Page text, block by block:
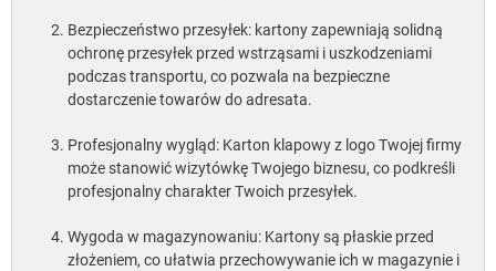
Bezpieczeństwo przesyłek: kartony zapewniają solidną
ochronę przesyłek przed wstrząsami i uszkodzeniami
podczas transportu, co pozwala na bezpieczne
dostarczenie towarów do adresata.
Profesjonalny wygląd: Karton klapowy z logo Twojej firmy
może stanowić wizytówkę Twojego biznesu, co podkreśli
profesjonalny charakter Twoich przesyłek.
Wygoda w magazynowaniu: Kartony są płaskie przed
złożeniem, co ułatwia przechowywanie ich w magazynie i